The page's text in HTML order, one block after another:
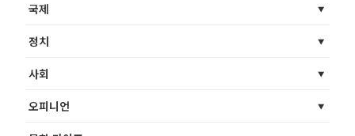
국제
정치
사회
오피니언